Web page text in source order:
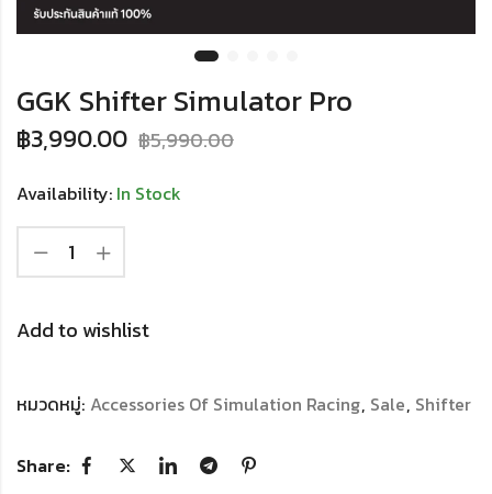
GGK Shifter Simulator Pro
฿3,990.00 ฿5,990.00
Availability: In Stock
Add to wishlist
หมวดหมู่: Accessories Of Simulation Racing, Sale, Shifter
Share: